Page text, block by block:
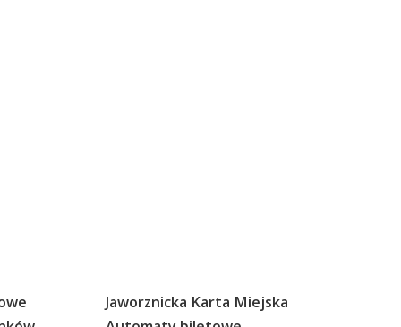
Jaworznicka Karta Miejska